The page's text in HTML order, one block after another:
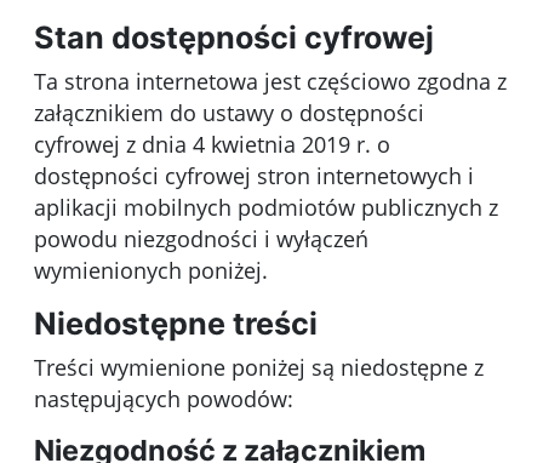
Stan dostępności cyfrowej
Ta strona internetowa jest częściowo zgodna z
załącznikiem do ustawy o dostępności
cyfrowej z dnia 4 kwietnia 2019 r. o
dostępności cyfrowej stron internetowych i
aplikacji mobilnych podmiotów publicznych z
powodu niezgodności i wyłączeń
wymienionych poniżej.
Niedostępne treści
Treści wymienione poniżej są niedostępne z
następujących powodów:
Niezgodność z załącznikiem